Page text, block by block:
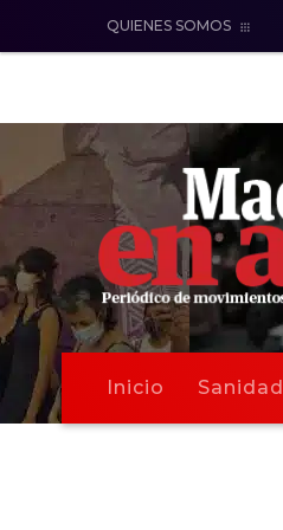
QUIENES SOMOS
Inicio Sanidad